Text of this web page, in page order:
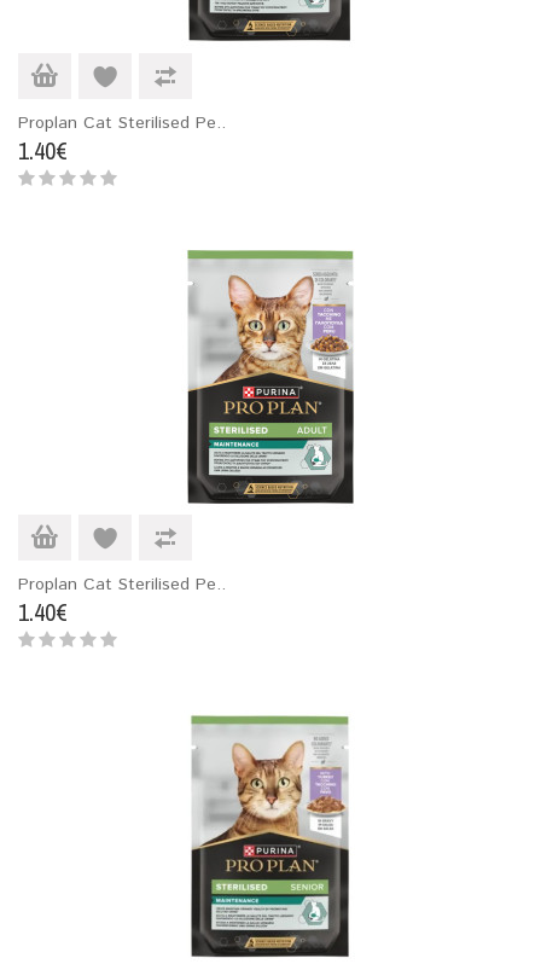
Proplan Cat Sterilised Pe..
1.40€
Proplan Cat Sterilised Pe..
1.40€